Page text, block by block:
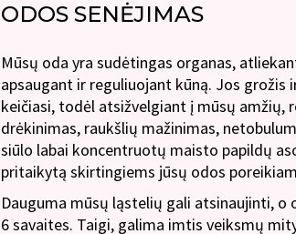
ODOS SENĖJIMAS
Mūsų oda yra sudėtingas organas,
apsaugant ir reguliuojant kūną. Jos grožis
keičiasi, todėl atsižvelgiant į mūsų amžių,
drėkinimas, raukšlių mažinimas,
siūlo labai koncentruotų maisto papildų
pritaikytą skirtingiems jūsų odos
Dauguma mūsų ląstelių gali atsinaujinti, o
6 savaites. Taigi, galima imtis veiksmų